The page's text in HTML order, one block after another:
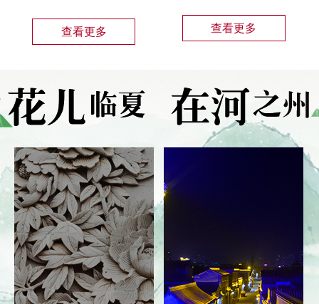
查看更多 查看更多